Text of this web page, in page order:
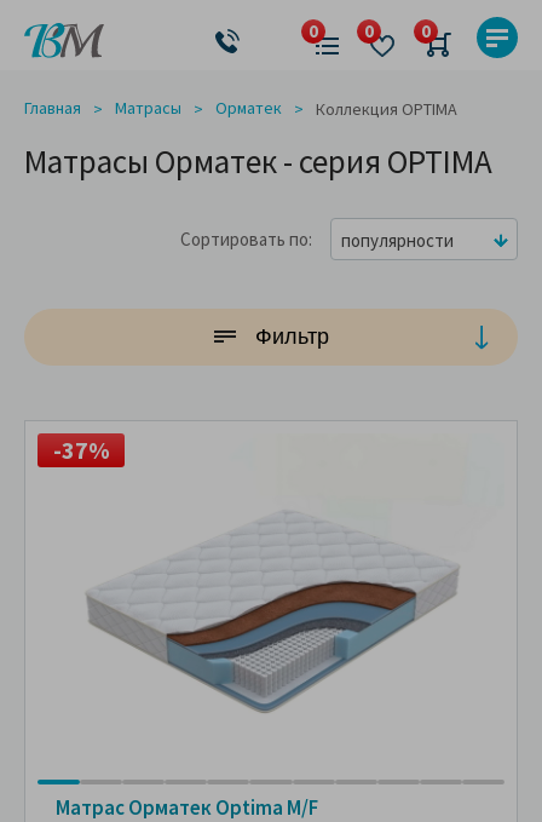
Главная Матрасы Орматек Коллекция OPTIMA
Матрасы Орматек - серия OPTIMA
Сортировать по популярности
Фильтр
-37%
Матрас Орматек Optima M/F